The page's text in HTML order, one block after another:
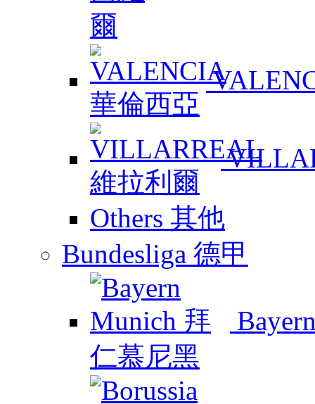
Others 其他
Bundesliga 德甲